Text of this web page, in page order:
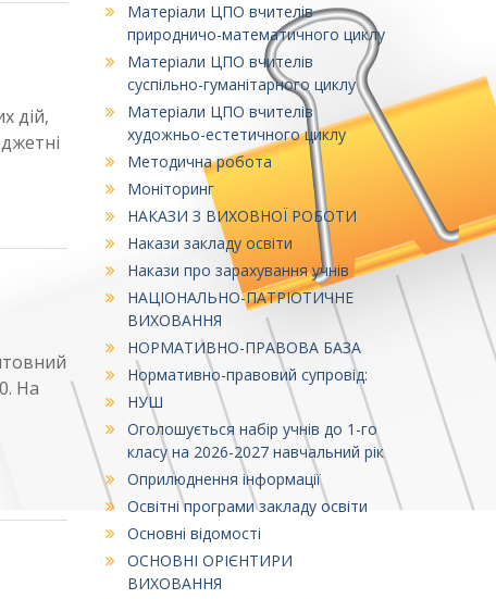
дій,
На
Матеріали ЦПО вчителів
природничо-математичного циклу
Матеріали ЦПО вчителів
суспільно-гуманітарного циклу
Матеріали ЦПО вчителів
художньо-естетичного циклу
Методична робота
Моніторинг
НАКАЗИ З ВИХОВНОЇ РОБОТИ
Накази закладу освіти
Накази про зарахування учнів
НАЦІОНАЛЬНО-ПАТРІОТИЧНЕ
ВИХОВАННЯ
НОРМАТИВНО-ПРАВОВА БАЗА
Нормативно-правовий супровід:
НУШ
Оголошується набір учнів до 1-го
класу на 2026-2027 навчальний рік
Оприлюднення інформації
Освітні програми закладу освіти
Основні відомості
ОСНОВНІ ОРІЄНТИРИ
ВИХОВАННЯ